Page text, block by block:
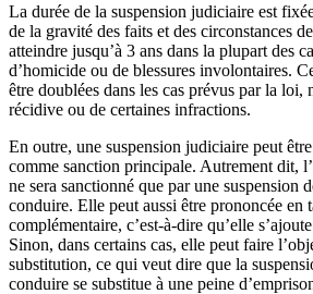
La durée de la suspension judiciaire est
de la gravité des faits et des circonstances
atteindre jusqu’à 3 ans dans la plupart des
d’homicide ou de blessures involontaires.
être doublées dans les cas prévus par la loi,
récidive ou de certaines infractions.
En outre, une suspension judiciaire peut
comme sanction principale. Autrement dit,
ne sera sanctionné que par une suspension
conduire. Elle peut aussi être prononcée en
complémentaire, c’est-à-dire qu’elle
Sinon, dans certains cas, elle peut faire
substitution, ce qui veut dire que la
conduire se substitue à une peine